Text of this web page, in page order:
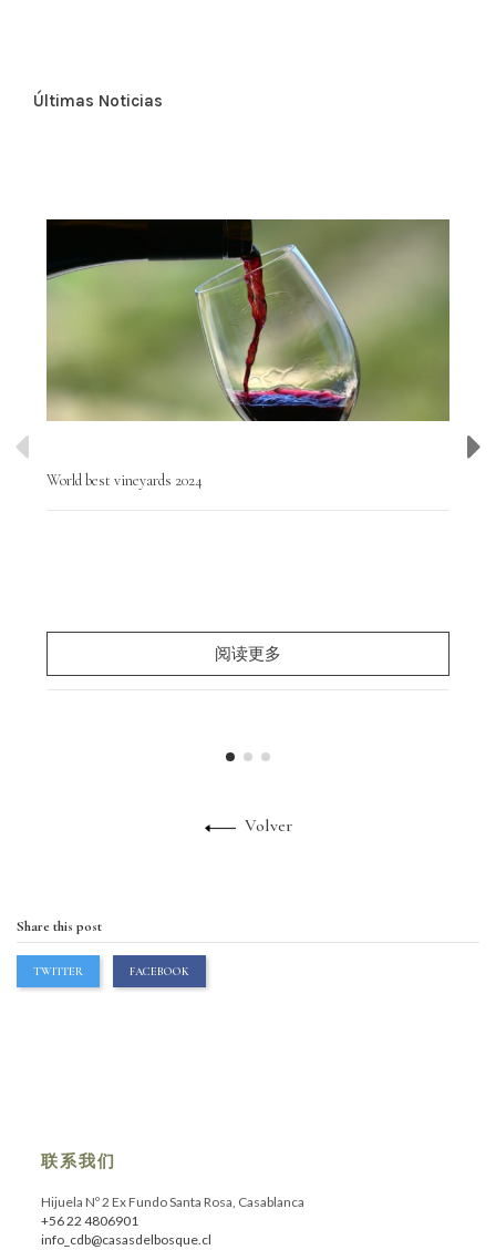
Últimas Noticias
World best vineyards 2024
阅读更多
Volver
Share this post
TWITTER FACEBOOK
联系我们
Hijuela Nº 2 Ex Fundo Santa Rosa, Casablanca
+56 22 4806901
info_cdb@casasdelbosque.cl